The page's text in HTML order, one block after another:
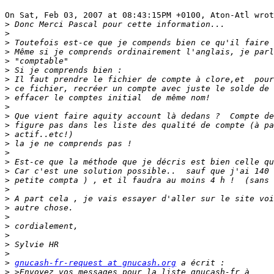
On Sat, Feb 03, 2007 at 08:43:15PM +0100, Aton-Atl
>
>
>
>
>
>
>
>
>
>
>
>
>
>
>
>
>
>
>
>
>
>
>
>
>
>
> gnucash-fr-request at gnucash.org
>